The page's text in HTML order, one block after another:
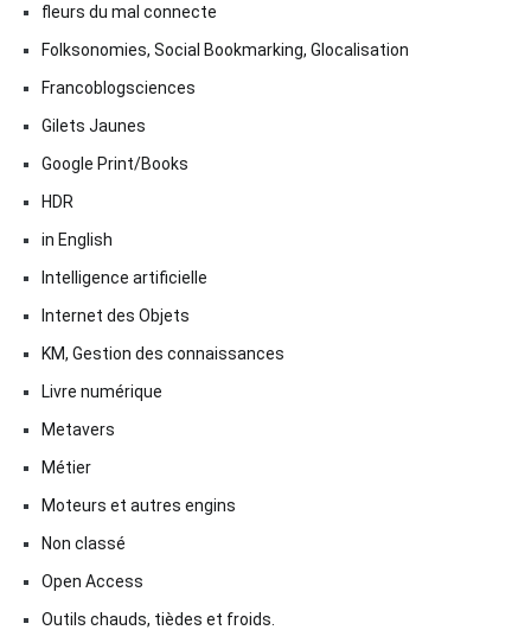
fleurs du mal connecte
Folksonomies, Social Bookmarking, Glocalisation
Francoblogsciences
Gilets Jaunes
Google Print/Books
HDR
in English
Intelligence artificielle
Internet des Objets
KM, Gestion des connaissances
Livre numérique
Metavers
Métier
Moteurs et autres engins
Non classé
Open Access
Outils chauds, tièdes et froids.